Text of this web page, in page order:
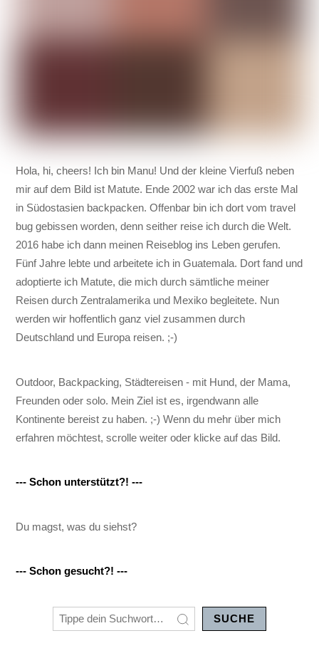
Hola, hi, cheers! Ich bin Manu! Und der kleine Vierfuß neben
mir auf dem Bild ist Matute. Ende 2002 war ich das erste Mal
in Südostasien backpacken. Offenbar bin ich dort vom travel
bug gebissen worden, denn seither reise ich durch die Welt.
2016 habe ich dann meinen Reiseblog ins Leben gerufen.
Fünf Jahre lebte und arbeitete ich in Guatemala. Dort fand und
adoptierte ich Matute, die mich durch sämtliche meiner
Reisen durch Zentralamerika und Mexiko begleitete. Nun
werden wir hoffentlich ganz viel zusammen durch
Deutschland und Europa reisen. ;-)
Outdoor, Backpacking, Städtereisen - mit Hund, der Mama,
Freunden oder solo. Mein Ziel ist es, irgendwann alle
Kontinente bereist zu haben. ;-) Wenn du mehr über mich
erfahren möchtest, scrolle weiter oder klicke auf das Bild.
--- Schon unterstützt?! ---
Du magst, was du siehst?
--- Schon gesucht?! ---
SUCHE